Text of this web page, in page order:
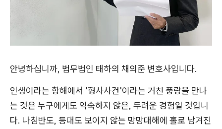
안녕하십니까, 법무법인 태하의 채의준 변호사입니다.
인생이라는 항해에서 '형사사건'이라는 거친 풍랑을 만나
는 것은 누구에게도 익숙하지 않은, 두려운 경험일 것입니
다. 나침반도, 등대도 보이지 않는 망망대해에 홀로 남겨진